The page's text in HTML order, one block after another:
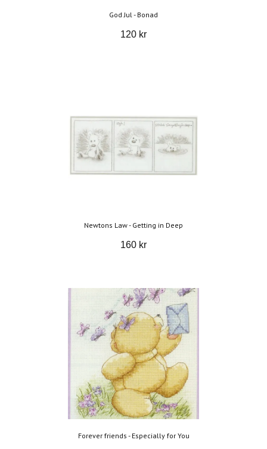
God Jul - Bonad
120 kr
Newtons Law - Getting in Deep
160 kr
Forever friends - Especially for You